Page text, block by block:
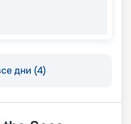
дни (4)